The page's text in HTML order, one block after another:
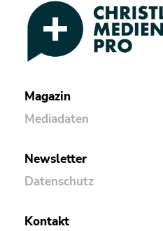
Magazin
Mediadaten
Newsletter
Datenschutz
Kontakt